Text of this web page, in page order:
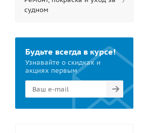
судном
Будьте всегда в курсе!
Узнавайте о скидках и
акциях первым